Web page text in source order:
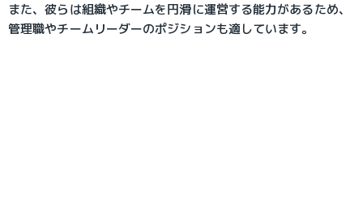
また、彼らは組織やチームを円滑に運営する能力があるため、
管理職やチームリーダーのポジションも適しています。